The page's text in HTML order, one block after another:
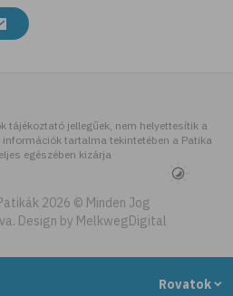
Rovatok
tájékoztató jellegűek, nem helyettesítik a
tartalma tekintetében a Patika
egészében kizárja
2026 © Minden Jog
Design by MelkwegDigital